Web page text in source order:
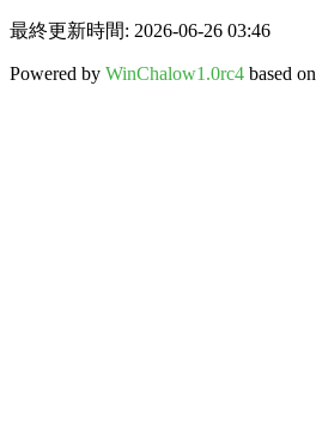
最終更新時間: 2026-06-26 03:46
Powered by WinChalow1.0rc4 based on